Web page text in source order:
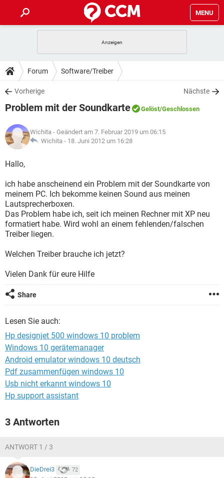
MENU
ANDROID IOS
WINDOWS 10
WHATSAPP TIKTOK
FACEBOOK
TIPPS & TRICKS
SPIELE
WHATSAPP TIKTOK
FACEBOOK
DOWNLOADS
SPIELE STREAMING
ANDROID
WINDOWS 10 INSTAGRAM
WHATSAPP
SPIELE STREAMING
ANDROID
WINDOWS 10
WHATSAPP TIKTOK
FACEBOOK
LEXIKON
SPIELE
WINDOWS 10 INSTAGRAM
WHATSAPP TIKTOK
FACEBOOK HARDWARE
Forum Software/Treiber
Vorherige Nächste
Problem mit der Soundkarte Gelöst/Geschlossen
Wichita - Geändert am 7. Februar 2019 um 06:15
Wichita - 18. Juni 2012 um 16:28
Hallo,
ich habe anscheinend ein Problem mit der Soundkarte von
meinem PC. Ich bekomme keinen Sound aus meinen
Lautsprecherboxen.
Das Problem habe ich, seit ich meinen Rechner mit XP neu
formatiert habe. Wird wohl an einem fehlenden/falschen
Treiber liegen.
Welchen Treiber brauche ich jetzt?
Vielen Dank für eure Hilfe
Share
Lesen Sie auch:
Hp designjet 500 windows 10 problem
Windows 10 gerätemanager
Android emulator windows 10 deutsch
Pdf zusammenfügen windows 10
Usb nicht erkannt windows 10
Hp support assistant
3 Antworten
ANTWORT 1 / 3
DieDrei3 72